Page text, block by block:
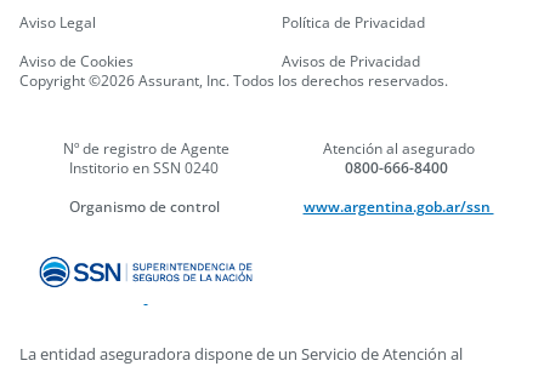
Copyright ©2026 Assurant, Inc. Todos los derechos reservados.
Aviso Legal
Política de Privacidad
Aviso de Cookies
Avisos de Privacidad
Nº de registro de Agente
Institorio en SSN 0240
Atención al asegurado
0800-666-8400
Organismo de control
www.argentina.gob.ar/ssn
La entidad aseguradora dispone de un Servicio de Atención al